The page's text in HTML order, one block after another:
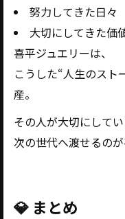
努力してきた日々
大切にしてきた価
喜平ジュエリーは、
こうした“人生のスト
産。
その人が大切にしてい
次の世代へ渡せるのが
💎 まとめ